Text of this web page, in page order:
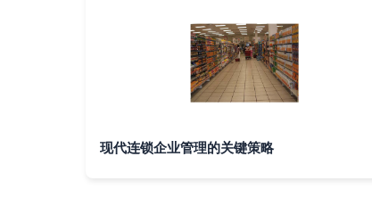
现代连锁企业管理的关键策略